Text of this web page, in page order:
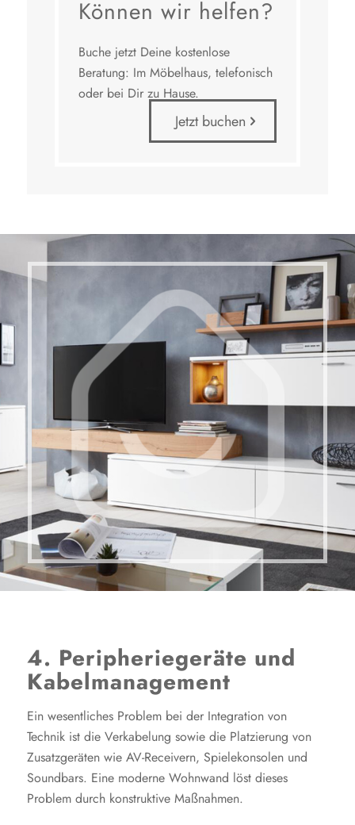
Können wir helfen?
Buche jetzt Deine kostenlose
Beratung: Im Möbelhaus, telefonisch
oder bei Dir zu Hause.
Jetzt buchen
4. Peripheriegeräte und
Kabelmanagement
Ein wesentliches Problem bei der Integration von
Technik ist die Verkabelung sowie die Platzierung von
Zusatzgeräten wie AV-Receivern, Spielekonsolen und
Soundbars. Eine moderne Wohnwand löst dieses
Problem durch konstruktive Maßnahmen.